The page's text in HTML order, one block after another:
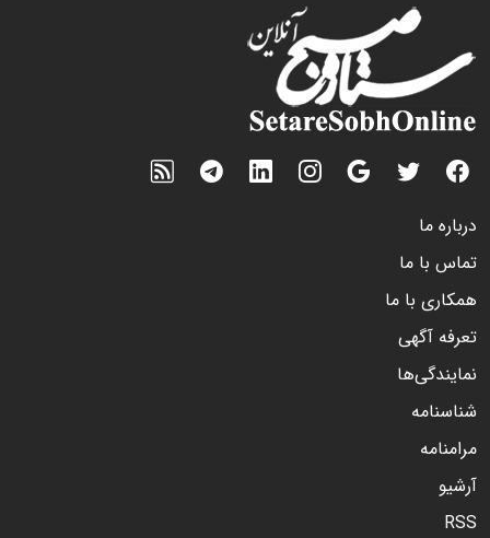
درباره ما
تماس با ما
همکاری با ما
تعرفه آگهی
نمایندگی‌ها
شناسنامه
مرامنامه
آرشیو
RSS